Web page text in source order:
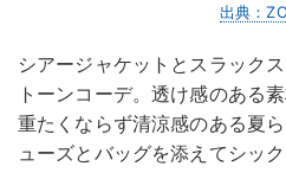
出典：
シアージャケットとスラック
トーンコーデ。透け感のある
重たくならず清涼感のある夏
ューズとバッグを添えてシッ